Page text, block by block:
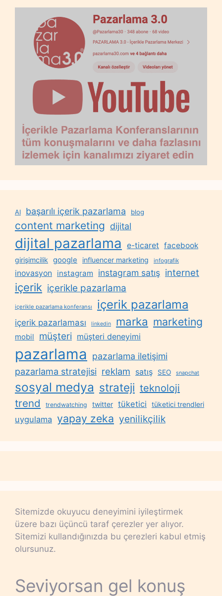
AI başarılı içerik pazarlama blog
content marketing dijital
dijital pazarlama e-ticaret facebook
girişimcilik google influencer marketing infografik
inovasyon instagram instagram satış internet
içerik içerikle pazarlama
içerikle pazarlama konferansı içerik pazarlama
içerik pazarlaması linkedin marka marketing
mobil müşteri müşteri deneyimi
pazarlama
pazarlama iletişimi
pazarlama stratejisi reklam satış SEO snapchat
sosyal medya strateji teknoloji
trend trendwatching twitter tüketici tüketici trendleri
uygulama yapay zeka yenilikçilik
Sitemizde okuyucu deneyimini iyileştirmek
üzere bazı üçüncü taraf çerezler yer alıyor.
Sitemizi kullandığınızda bu çerezleri kabul etmiş
olursunuz.
Seviyorsan gel konuş